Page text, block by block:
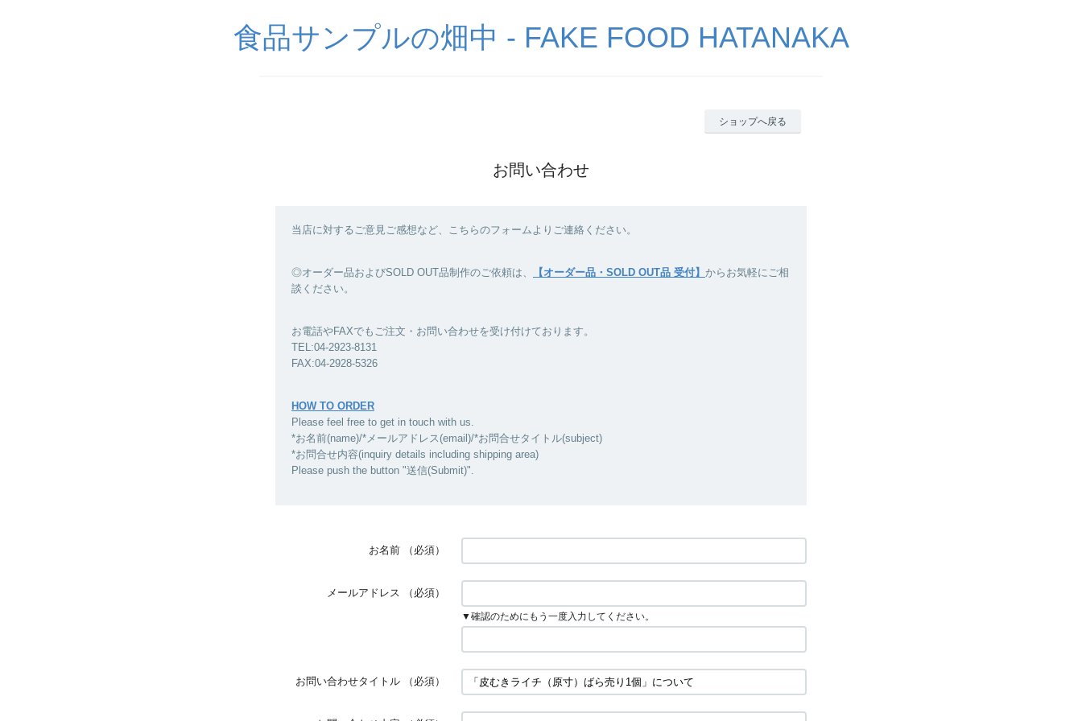
食品サンプルの畑中 - FAKE FOOD HATANAKA
ショップへ戻る
お問い合わせ
当店に対するご意見ご感想など、こちらのフォームよりご連絡ください。
◎オーダー品およびSOLD OUT品制作のご依頼は、 【オーダー品・SOLD OUT品 受付】 からお気軽にご相
談ください。
お電話やFAXでもご注文・お問い合わせを受け付けております。
TEL:04-2923-8131
FAX:04-2928-5326
HOW TO ORDER
Please feel free to get in touch with us.
*お名前(name)/*メールアドレス(email)/*お問合せタイトル(subject)
*お問合せ内容(inquiry details including shipping area)
Please push the button "送信(Submit)".
お名前 （必須）
メールアドレス （必須）
▼確認のためにもう一度入力してください。
お問い合わせタイトル （必須）